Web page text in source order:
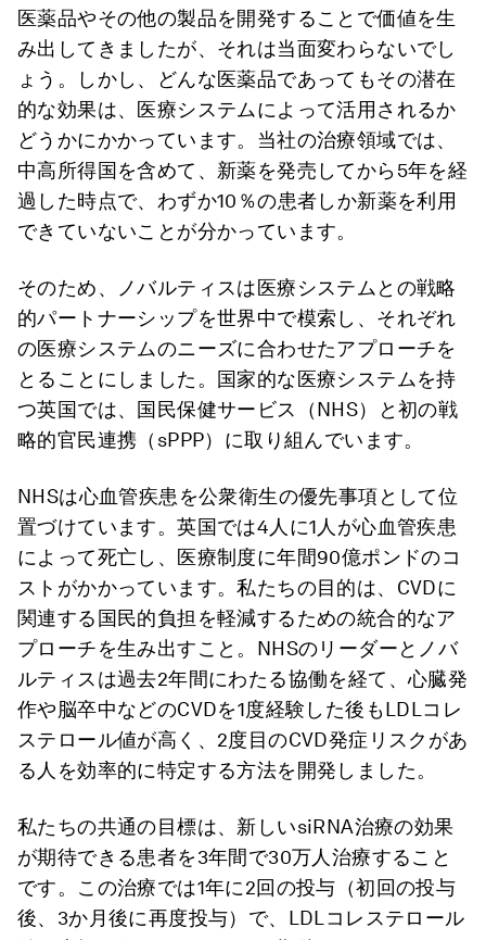
医薬品やその他の製品を開発することで価値を生
み出してきましたが、それは当面変わらないでし
ょう。しかし、どんな医薬品であってもその潜在
的な効果は、医療システムによって活用されるか
どうかにかかっています。当社の治療領域では、
中高所得国を含めて、新薬を発売してから5年を経
過した時点で、わずか10％の患者しか新薬を利用
できていないことが分かっています。
そのため、ノバルティスは医療システムとの戦略
的パートナーシップを世界中で模索し、それぞれ
の医療システムのニーズに合わせたアプローチを
とることにしました。国家的な医療システムを持
つ英国では、国民保健サービス（NHS）と初の戦
略的官民連携（sPPP）に取り組んでいます。
NHSは心血管疾患を公衆衛生の優先事項として位
置づけています。英国では4人に1人が心血管疾患
によって死亡し、医療制度に年間90億ポンドのコ
ストがかかっています。私たちの目的は、CVDに
関連する国民的負担を軽減するための統合的なア
プローチを生み出すこと。NHSのリーダーとノバ
ルティスは過去2年間にわたる協働を経て、心臓発
作や脳卒中などのCVDを1度経験した後もLDLコレ
ステロール値が高く、2度目のCVD発症リスクがあ
る人を効率的に特定する方法を開発しました。
私たちの共通の目標は、新しいsiRNA治療の効果
が期待できる患者を3年間で30万人治療すること
です。この治療では1年に2回の投与（初回の投与
後、3か月後に再度投与）で、LDLコレステロール